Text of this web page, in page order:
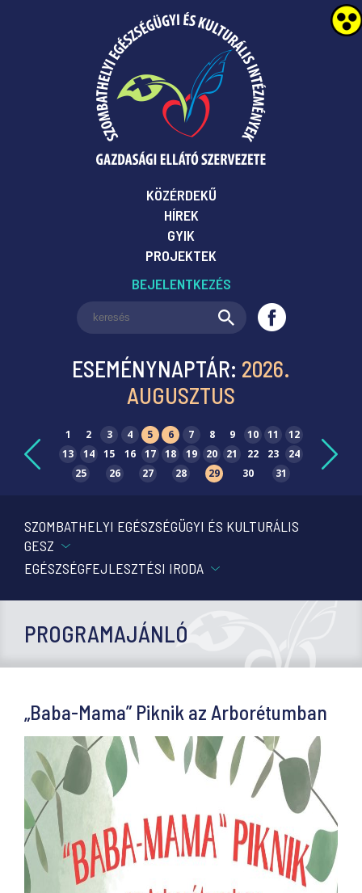
KÖZÉRDEKŰ
HÍREK
GYIK
PROJEKTEK
BEJELENTKEZÉS
ESEMÉNYNAPTÁR: 2026.
AUGUSZTUS
1 2 3 4 5 6 7 8 9 10 11
12
13
14 15 16 17 18 19 20 21 22 23
24
25
26 27 28 29 30 31
SZOMBATHELYI EGÉSZSÉGÜGYI ÉS KULTURÁLIS
GESZ
EGÉSZSÉGFEJLESZTÉSI IRODA
PROGRAMAJÁNLÓ
„Baba-Mama” Piknik az Arborétumban